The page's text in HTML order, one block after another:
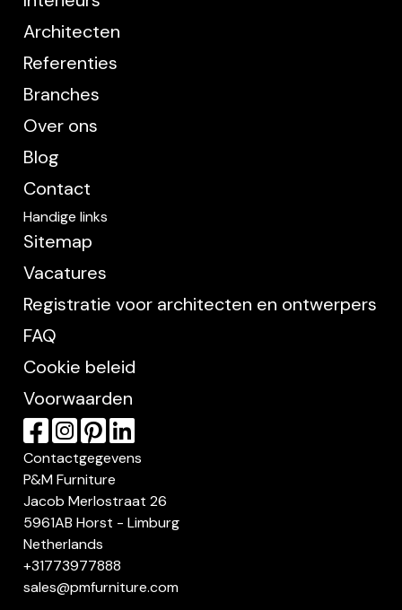
Architecten
Referenties
Branches
Over ons
Blog
Contact
Handige links
Sitemap
Vacatures
Registratie voor architecten en ontwerpers
FAQ
Cookie beleid
Voorwaarden
Contactgegevens
P&M Furniture
Jacob Merlostraat 26
5961AB Horst - Limburg
Netherlands
+31773977888
sales@pmfurniture.com